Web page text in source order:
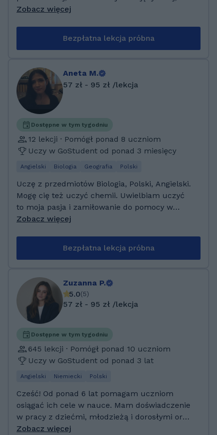
egzaminu ósmoklasisty, studiów
gramatyka języka angielskiego, potrafię
Ukończyłam filologię angielską na
Uniwersytecie Warmińsko-Mazurskim w
Olsztynie. Otrzymałam stypendium rektora za
wysokie wyniki i często wspierałam innych w
nauce. Pracowałam za granicą jako
animatorka i Guest Relation, codziennie
używając angielskiego oraz współpracując z
osobami z różnych krajów, w różnym wieku i
Zobacz więcej
Bezpłatna lekcja próbna
Aneta M.
57 zł - 95 zł /lekcja
Dostępne w tym tygodniu
12 lekcji · Pomógł ponad 8 uczniom
Uczy w GoStudent od ponad 3 miesięcy
Angielski Biologia Geografia Polski
Uczę z przedmiotów Biologia, Polski, Angielski.
Mogę cię też uczyć chemii. Uwielbiam uczyć
to moja pasja i zamiłowanie do pomocy w
nauce komuś, mam doświadcz w nauce
poziom podstawowy szkoła podstawowa i
rozszerzony szkoła podstawowa i liceum,
chemia zakres podstawowy liceum i
podstawówka. wiek 14-17. Mogę cię
przygotować do egzaminu, odrabiania prac
domowych, sprawdzianów, kartkówek,
ktodnych tematów. Do egzaminu i matury
biologii rozszerzonej i podstawowej angielski i
polski podstawowy i chemia zakres
Moja pasja to pomoc innym, ratowanie
ludzkiego życia. Mam 21 lat i jestem na 3 roku
ratownictwa medycznego. Uczelnia medyczna
Marii Skłodowskiej-Curie w Warszawie na
kierunku ratownictwo medyczne. Mam
Zobacz więcej
Bezpłatna lekcja próbna
Zuzanna P.
5.0(5)
57 zł - 95 zł /lekcja
Dostępne w tym tygodniu
645 lekcji · Pomógł ponad 10 uczniom
Uczy w GoStudent od ponad 3 lat
Angielski Niemiecki Polski
Cześć! Od ponad 6 lat pomagam uczniom
osiągać ich cele w nauce. Mam doświadczenie
w pracy z dziećmi, młodzieżą i dorosłymi oraz
w przygotowywaniu do sprawdzianów,
Zobacz więcej